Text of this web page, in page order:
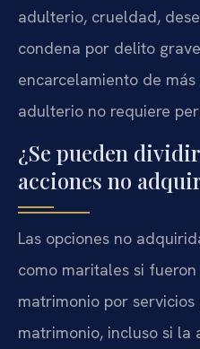
adulterio, crueldad,
condena por delito
encarcelamiento de
adulterio no requiere
¿Se pueden
acciones no
Las opciones no
como maritales si
matrimonio por
matrimonio, incluso si la